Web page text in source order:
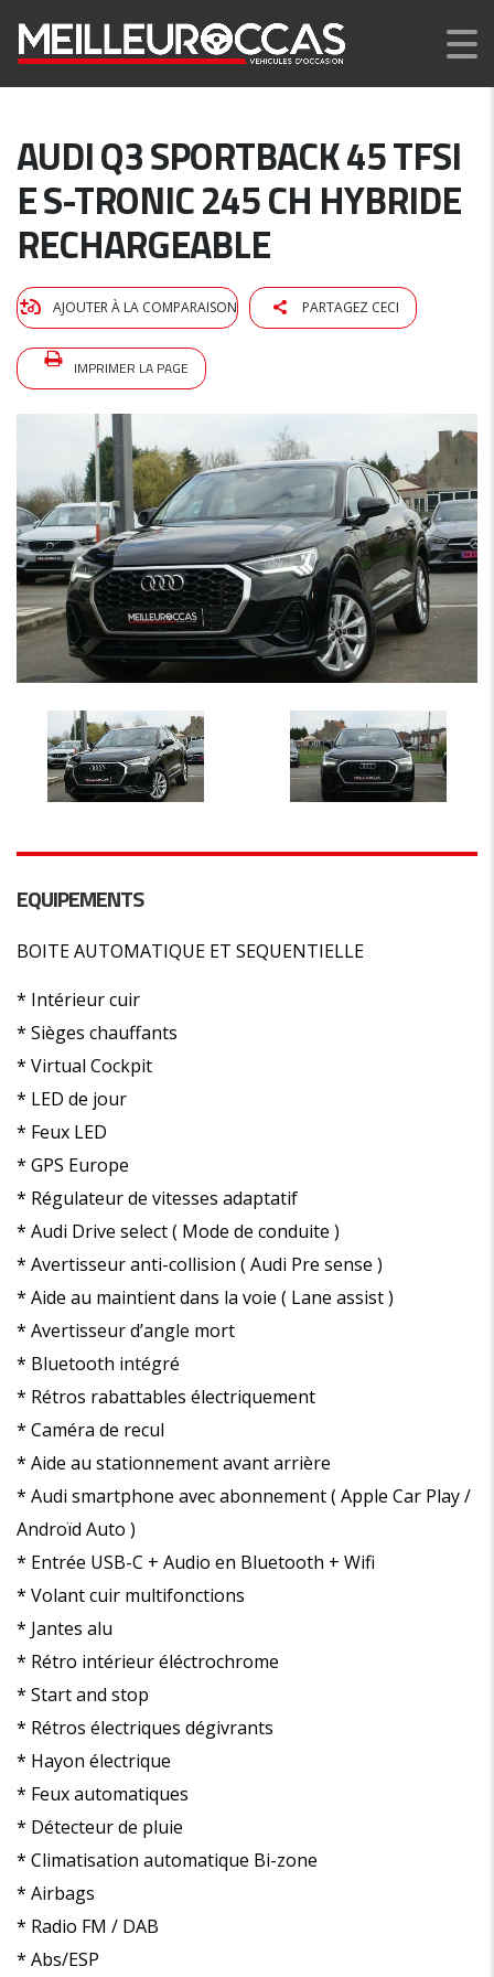
AUDI Q3 SPORTBACK 45 TFSI
E S-TRONIC 245 CH HYBRIDE
RECHARGEABLE
AJOUTER À LA COMPARAISON PARTAGEZ CECI
IMPRIMER LA PAGE
EQUIPEMENTS
BOITE AUTOMATIQUE ET SEQUENTIELLE
* Intérieur cuir
* Sièges chauffants
* Virtual Cockpit
* LED de jour
* Feux LED
* GPS Europe
* Régulateur de vitesses adaptatif
* Audi Drive select ( Mode de conduite )
* Avertisseur anti-collision ( Audi Pre sense )
* Aide au maintient dans la voie ( Lane assist )
* Avertisseur d’angle mort
* Bluetooth intégré
* Rétros rabattables électriquement
* Caméra de recul
* Aide au stationnement avant arrière
* Audi smartphone avec abonnement ( Apple Car Play /
Androïd Auto )
* Entrée USB-C + Audio en Bluetooth + Wifi
* Volant cuir multifonctions
* Jantes alu
* Rétro intérieur éléctrochrome
* Start and stop
* Rétros électriques dégivrants
* Hayon électrique
* Feux automatiques
* Détecteur de pluie
* Climatisation automatique Bi-zone
* Airbags
* Radio FM / DAB
* Abs/ESP